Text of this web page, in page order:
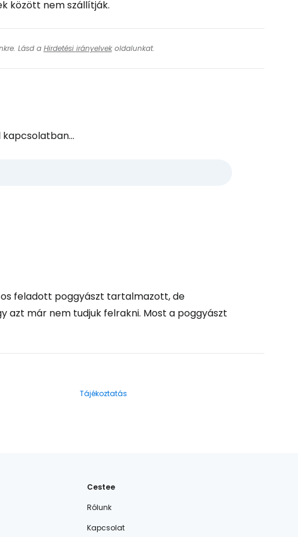
között nem szállítják.
Lásd a Hirdetési irányelvekoldalunkat.
feladott poggyászt tartalmazott, de
azt már nem tudjuk felrakni. Most a poggyászt
Tájékoztatás
Cestee
Rólunk
Kapcsolat